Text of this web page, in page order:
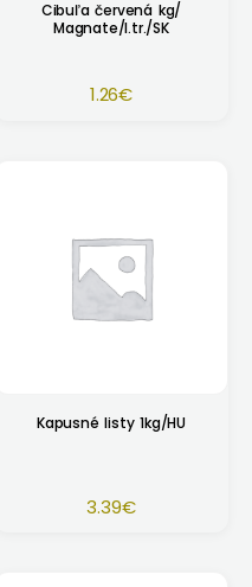
Cibuľa červená kg/
Magnate/I.tr./SK
1.26€
Kapusné listy 1kg/HU
3.39€